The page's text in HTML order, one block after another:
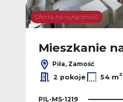
Oferta na wyłączność
Mieszkanie
Piła, Zamość
2 pokoje
54 m2
PIL-MS-1219